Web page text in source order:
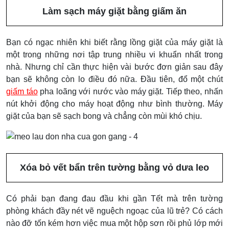
Làm sạch máy giặt bằng giấm ăn
Bạn có ngạc nhiên khi biết rằng lồng giặt của máy giặt là
một trong những nơi tập trung nhiều vi khuẩn nhất trong
nhà. Nhưng chỉ cần thực hiện vài bước đơn giản sau đây
bạn sẽ không còn lo điều đó nữa. Đầu tiên, đổ một chút
giấm táopha loãng với nước vào máy giặt. Tiếp theo, nhấn
nút khởi động cho máy hoạt động như bình thường. Máy
giặt của bạn sẽ sạch bong và chẳng còn mùi khó chịu.
Xóa bỏ vết bẩn trên tường bằng vỏ dưa leo
Có phải bạn đang đau đầu khi gần Tết mà trên tường
phòng khách đầy nét vẽ nguệch ngoạc của lũ trẻ? Có cách
nào đỡ tốn kém hơn việc mua một hộp sơn rồi phủ lớp mới